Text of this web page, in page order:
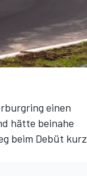
einen
hätte beinahe
beim Debüt kurz